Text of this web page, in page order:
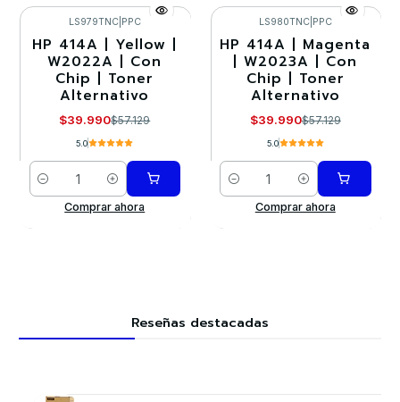
-30%
LS979TNC| PPC
HP 414A | Yellow |
W2022A | Con
Chip | Toner
Alternativo
$39.990$57.129
5.0
Cantidad
Comprar ahora
-30%
LS980TNC| PPC
HP 414A | Magenta
| W2023A | Con
Chip | Toner
Alternativo
$39.990$57.129
5.0
Cantidad
Comprar ahora
Reseñas destacadas